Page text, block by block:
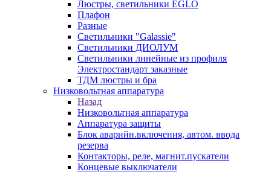
Люстры, светильники EGLO
Плафон
Разные
Светильники "Galassie"
Светильники ДИОЛУМ
Светильники линейные из профиля
Электростандарт заказные
ТДМ люстры и бра
Низковольтная аппаратура
Назад
Низковольтная аппаратура
Аппаратура защиты
Блок аварийн.включения, автом. ввода
резерва
Контакторы, реле, магнит.пускатели
Концевые выключатели